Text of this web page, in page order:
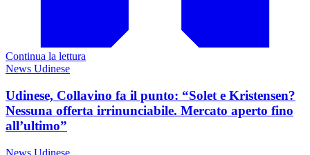
Continua la lettura
News Udinese
Udinese, Collavino fa il punto: “Solet e Kristensen?
Nessuna offerta irrinunciabile. Mercato aperto fino
all’ultimo”
News Udinese